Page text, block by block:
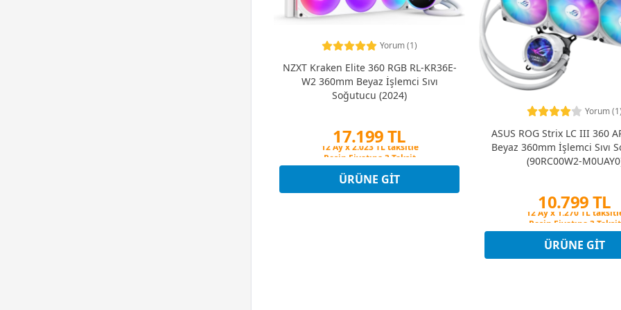
Yorum (1)
NZXT Kraken Elite 360 RGB RL-KR36E-
W2 360mm Beyaz İşlemci Sıvı
Soğutucu (2024)
17.199 TL
Peşin Fiyatına 3 Taksit
Peşin Fiyatına 3 Taksit
ÜRÜNE GIT
Yorum
ASUS ROG Strix LC III 360
Beyaz 360mm İşlemci Sıvı
(90RC00W2-
10.799 TL
Peşin Fiyatına 3 Taksit
Peşin Fiyatına 3 Taksit
ÜRÜNE GIT